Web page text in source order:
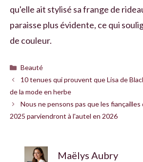
qu'elle ait stylisé sa frange de
paraisse plus évidente, ce qui
de couleur.
Catégories
Beauté
10 tenues qui prouvent que Lisa de
de la mode en herbe
Nous ne pensons pas que les
2025 parviendront à l'autel en 2026
Maëlys Aubry